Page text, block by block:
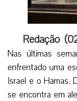
Redação
Nas últimas
enfrentado uma
Israel e o Hamas.
se encontra em